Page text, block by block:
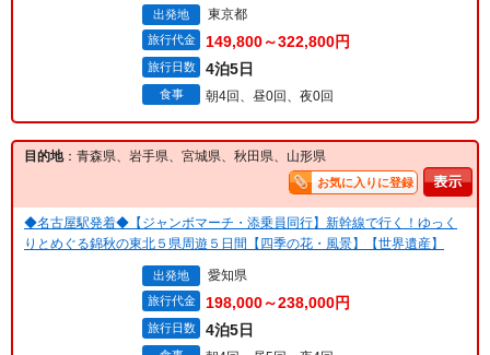
出発地 東京都
旅行代金 149,800～322,800円
旅行日数 4泊5日
食事 朝4回、昼0回、夜0回
目的地：青森県、岩手県、宮城県、秋田県、山形県
お気に入りに登録
◆名古屋駅発着◆【ジャンボマーチ・添乗員同行】新幹線で行く！ゆっく
りとめぐる錦秋の東北５県周遊５日間【四季の花・風景】【世界遺産】
出発地 愛知県
旅行代金 198,000～238,000円
旅行日数 4泊5日